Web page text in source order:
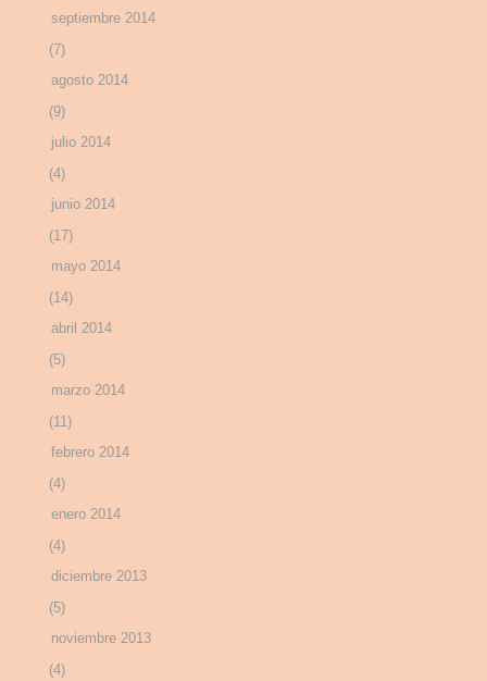
septiembre 2014
(7)
agosto 2014
(9)
julio 2014
(4)
junio 2014
(17)
mayo 2014
(14)
abril 2014
(5)
marzo 2014
(11)
febrero 2014
(4)
enero 2014
(4)
diciembre 2013
(5)
noviembre 2013
(4)